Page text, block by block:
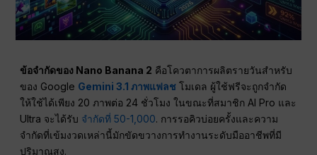
ข้อจำกัดของ Nano Banana 2 คือโควตาการผลิตรายวันสำหรับ
ของ Google Gemini 3.1 ภาพแฟลช โมเดล ผู้ใช้ฟรีจะถูกจำกัด
ให้ใช้ได้เพียง 20 ภาพต่อ 24 ชั่วโมง ในขณะที่สมาชิก AI Pro และ
Ultra จะได้รับ จำกัดที่ 50-1,000. การรอคิวบ่อยครั้งและความ
จำกัดที่เข้มงวดเหล่านี้มักขัดขวางการทำงานระดับมืออาชีพที่มี
ปริมาณสูง.